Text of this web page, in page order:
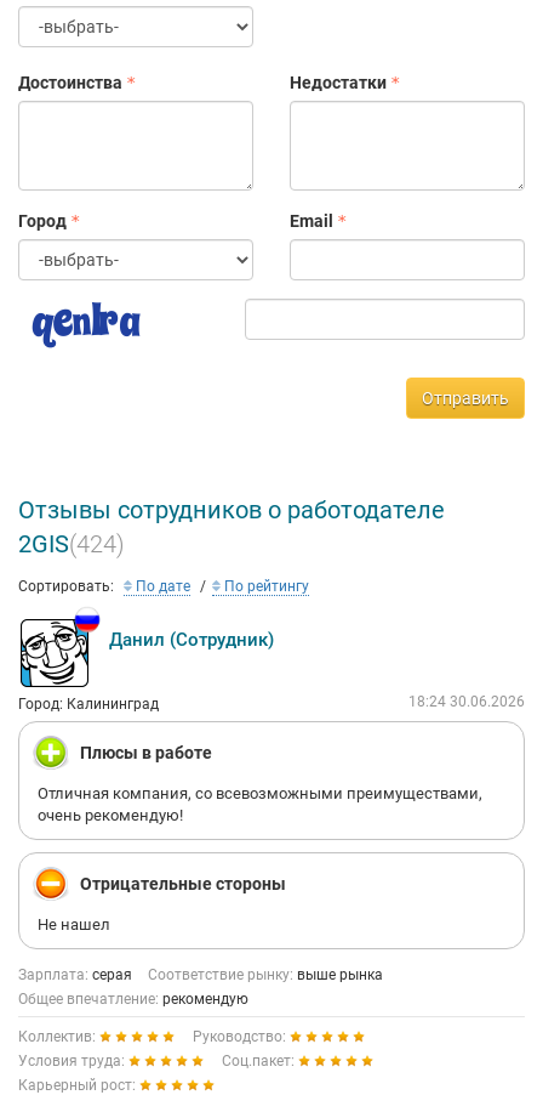
качественному выполнению общей задачи.
Динамичность. Мы стремимся делать свою работу
потери качества.
удовольствие от того, что делаешь.
Достоинства Недостатки
Город Email
Отправить
Отзывы сотрудников о работодателе
2GIS(424)
Сортировать: По дате По рейтингу
Данил (Сотрудник)
Город: Калининград 18:24 30.06.2026
Плюсы в работе
Отличная компания, со всевозможными преимуществами,
очень рекомендую!
Отрицательные стороны
Не нашел
Зарплата: серая Соответствие рынку: выше рынка
Общее впечатление: рекомендую
Коллектив:
Руководство:
Условия труда:
Соц.пакет:
Карьерный рост: